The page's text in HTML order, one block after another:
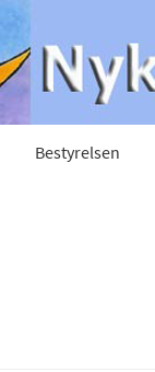
Bestyrelsen